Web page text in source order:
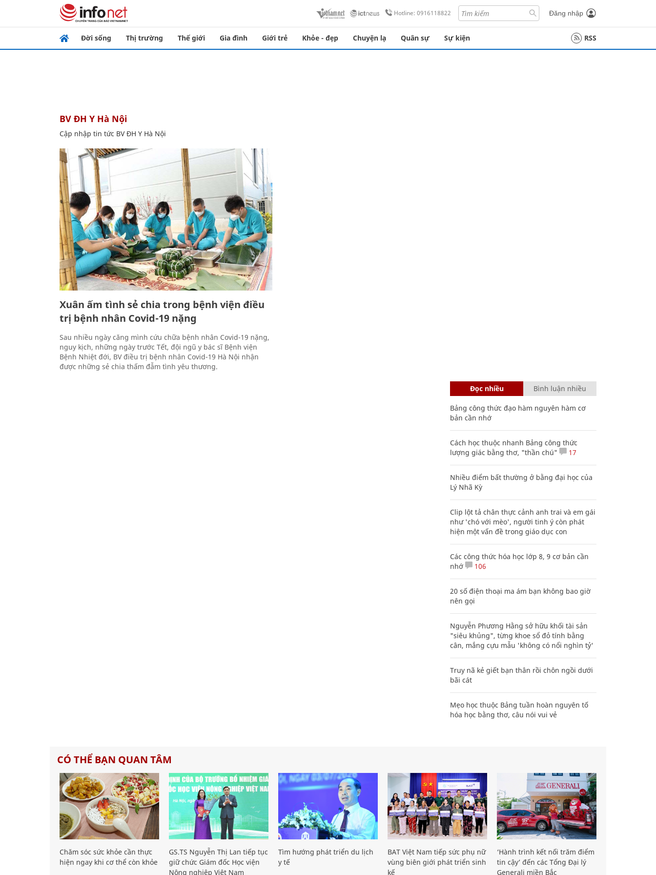
Hotline: 0916118822 Đăng nhập
Đời sống Thị trường Thế giới Gia đình Giới trẻ Khỏe - đẹp Chuyện lạ Quân sự Sự kiện RSS
BV ĐH Y Hà Nội
Cập nhập tin tức BV ĐH Y Hà Nội
Xuân ấm tình sẻ chia trong bệnh viện điều
trị bệnh nhân Covid-19 nặng
Sau nhiều ngày căng mình cứu chữa bệnh nhân Covid-19 nặng,
nguy kịch, những ngày trước Tết, đội ngũ y bác sĩ Bệnh viện
Bệnh Nhiệt đới, BV điều trị bệnh nhân Covid-19 Hà Nội nhận
được những sẻ chia thấm đẫm tình yêu thương.
Đọc nhiều Bình luận nhiều
Bảng công thức đạo hàm nguyên hàm cơ
bản cần nhớ
Cách học thuộc nhanh Bảng công thức
lượng giác bằng thơ, "thần chú"
17
Nhiều điểm bất thường ở bằng đại học của
Lý Nhã Kỳ
Clip lột tả chân thực cảnh anh trai và em gái
như 'chó với mèo', người tinh ý còn phát
hiện một vấn đề trong giáo dục con
Các công thức hóa học lớp 8, 9 cơ bản cần
nhớ
106
20 số điện thoại ma ám bạn không bao giờ
nên gọi
Nguyễn Phương Hằng sở hữu khối tài sản
"siêu khủng", từng khoe sổ đỏ tính bằng
cân, mắng cựu mẫu 'không có nổi nghìn tỷ'
Truy nã kẻ giết bạn thân rồi chôn ngồi dưới
bãi cát
Mẹo học thuộc Bảng tuần hoàn nguyên tố
hóa học bằng thơ, câu nói vui vẻ
CÓ THỂ BẠN QUAN TÂM
Chăm sóc sức khỏe cần thực
hiện ngay khi cơ thể còn khỏe
GS.TS Nguyễn Thị Lan tiếp tục
giữ chức Giám đốc Học viện
Nông nghiệp Việt Nam
Tìm hướng phát triển du lịch
y tế
BAT Việt Nam tiếp sức phụ nữ
vùng biên giới phát triển sinh
kế
‘Hành trình kết nối trăm điểm
tin cậy’ đến các Tổng Đại lý
Generali miền Bắc